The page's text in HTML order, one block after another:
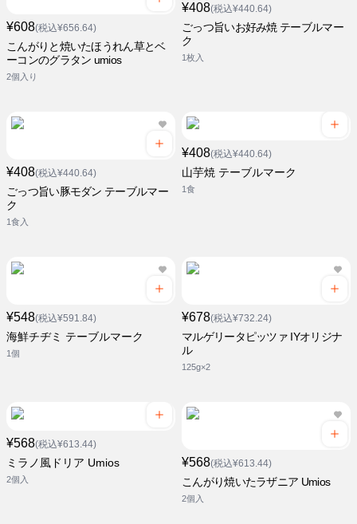
¥608(税込¥656.64)
こんがりと焼いたほうれん草とベ
ーコンのグラタン umios
2個入り
¥408(税込¥440.64)
ごっつ旨いお好み焼 テーブルマー
ク
1枚入
¥408(税込¥440.64)
ごっつ旨い豚モダン テーブルマー
ク
1食入
¥408(税込¥440.64)
山芋焼 テーブルマーク
1食
¥548(税込¥591.84)
海鮮チヂミ テーブルマーク
1個
¥678(税込¥732.24)
マルゲリータピッツァ IYオリジナ
ル
125g×2
¥568(税込¥613.44)
ミラノ風ドリア Umios
2個入
¥568(税込¥613.44)
こんがり焼いたラザニア Umios
2個入